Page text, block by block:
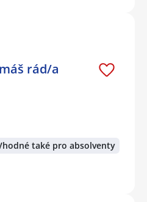
rád/a
také pro absolventy